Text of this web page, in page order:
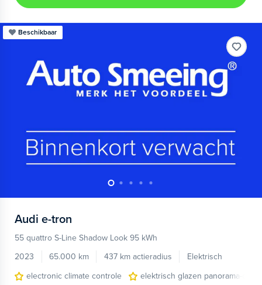
Beschikbaar
Audi e-tron
55 quattro S-Line Shadow Look 95 kWh
2023
65.000 km 437 km actieradius
Elektrisch
electronic climate controle
elektrisch glazen panorama-dak